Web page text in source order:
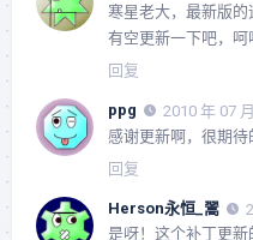
寒星老大，最新版的
有空更新一下吧，呵
回复
ppg
2010 年 07
感谢更新啊，很期待
回复
Herson永恒_翯
是呀！这个补丁更